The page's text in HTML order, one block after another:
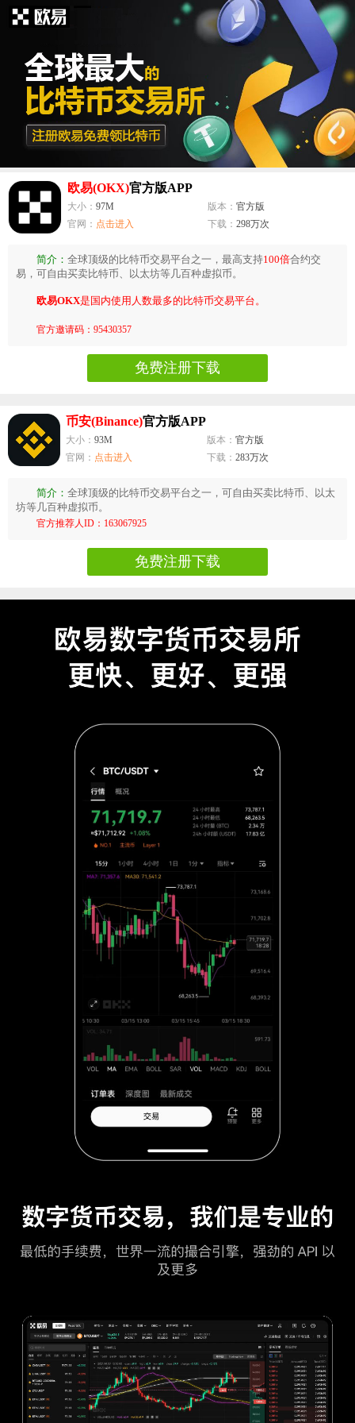
欧易(OKX)官方版APP
大小： 97M 版本： 官方版
官网： 点击进入 下载： 298万次
简介： 全球顶级的比特币交易平台之一，最高支持100倍合约交
易，可自由买卖比特币、以太坊等几百种虚拟币。
欧易OKX是国内使用人数最多的比特币交易平台。
官方邀请码：95430357
免费注册下载
币安(Binance)官方版APP
大小： 93M 版本： 官方版
官网： 点击进入 下载： 283万次
简介： 全球顶级的比特币交易平台之一，可自由买卖比特币、以太
坊等几百种虚拟币。
官方推荐人ID：163067925
免费注册下载